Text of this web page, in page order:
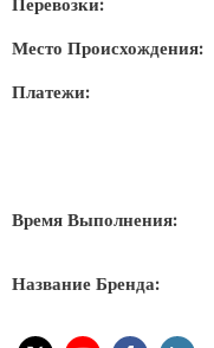
Перевозки:
Место Происхождения:
Платежи:
Время Выполнения:
Название Бренда: